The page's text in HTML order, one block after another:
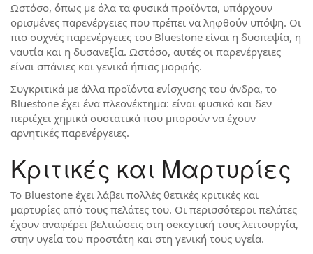
Ωστόσο, όπως με όλα τα φυσικά προϊόντα, υπάρχουν
ορισμένες παρενέργειες που πρέπει να ληφθούν υπόψη. Οι
πιο συχνές παρενέργειες του Bluestone είναι η δυσπεψία, η
ναυτία και η δυσανεξία. Ωστόσο, αυτές οι παρενέργειες
είναι σπάνιες και γενικά ήπιας μορφής.
Συγκριτικά με άλλα προϊόντα ενίσχυσης του άνδρα, το
Bluestone έχει ένα πλεονέκτημα: είναι φυσικό και δεν
περιέχει χημικά συστατικά που μπορούν να έχουν
αρνητικές παρενέργειες.
Κριτικές και Μαρτυρίες
Το Bluestone έχει λάβει πολλές θετικές κριτικές και
μαρτυρίες από τους πελάτες του. Οι περισσότεροι πελάτες
έχουν αναφέρει βελτιώσεις στη σексуτική τους λειτουργία,
στην υγεία του προστάτη και στη γενική τους υγεία.